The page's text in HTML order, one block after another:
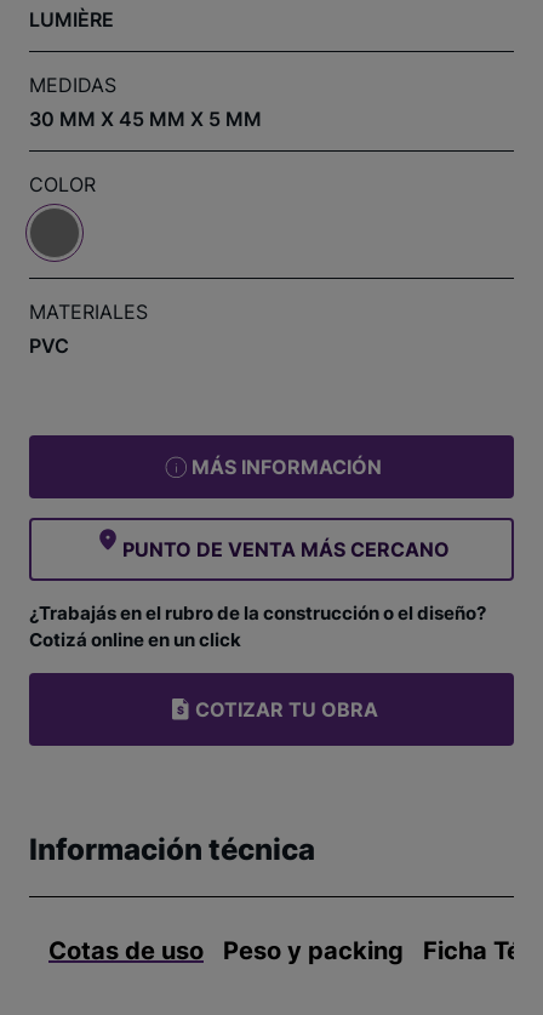
LUMIÈRE
MEDIDAS
30 MM X 45 MM X 5 MM
COLOR
MATERIALES
PVC
MÁS INFORMACIÓN
PUNTO DE VENTA MÁS CERCANO
¿Trabajás en el rubro de la construcción o el diseño?
Cotizá online en un click
COTIZAR TU OBRA
Información técnica
Cotas de uso Peso y packing Ficha